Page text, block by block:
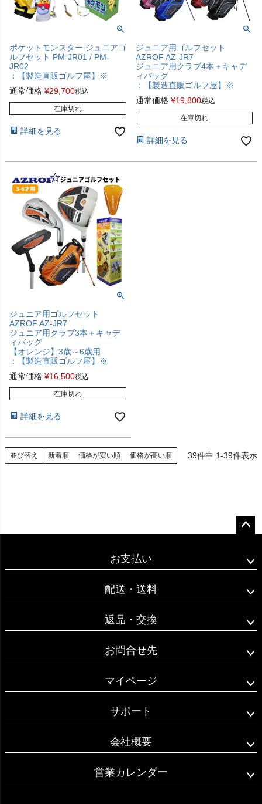
ポケットモンスター ジュニアゴ
ルフセット PM-JR01 / PM-
JR02
：【製造直販ゴルフ屋】※
通常価格 ¥29,700税込
在庫切れ
詳細を見る
ジュニア用ゴルフセット
AZROF AZ-JR7
ジュニア用クラブ4本＋キャデ
ィバッグ
：【製造直販ゴルフ屋】※
通常価格 ¥19,800税込
在庫切れ
詳細を見る
ジュニア用ゴルフセット
AZROF AZ-JR7
ジュニア用クラブ3本＋キャデ
ィバッグ
【オレンジ】3歳～6歳用
：【製造直販ゴルフ屋】※
通常価格 ¥16,500税込
在庫切れ
詳細を見る
並び替え 新着順 価格が安い順 価格が高い順 39件中 1-39件表示
ップ
お支払い
配送・送料
返品・交換
お問合せ先
マイページ
サポート
会社概要
営業カレンダー